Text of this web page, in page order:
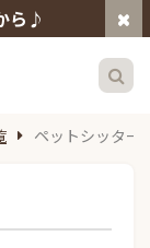
ら♪
ペットシッター